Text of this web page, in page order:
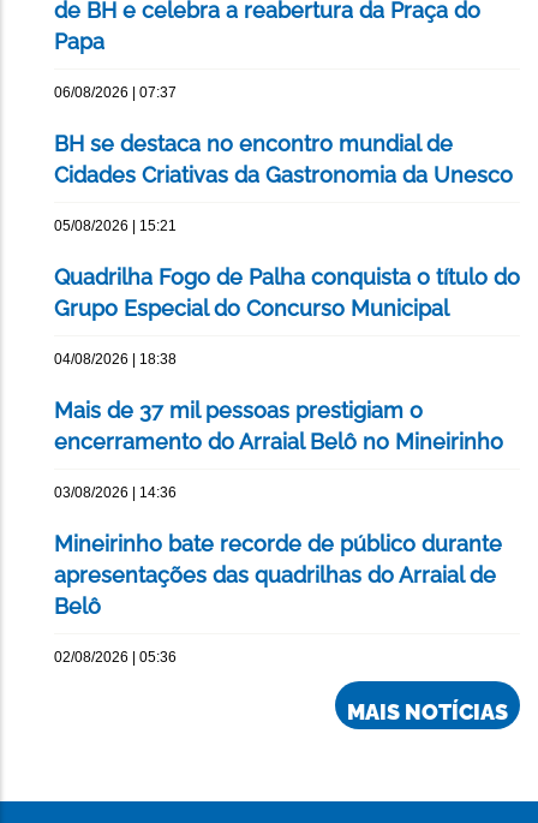
de BH e celebra a reabertura da Praça do
Papa
06/08/2026 | 07:37
BH se destaca no encontro mundial de
Cidades Criativas da Gastronomia da Unesco
05/08/2026 | 15:21
Quadrilha Fogo de Palha conquista o título do
Grupo Especial do Concurso Municipal
04/08/2026 | 18:38
Mais de 37 mil pessoas prestigiam o
encerramento do Arraial Belô no Mineirinho
03/08/2026 | 14:36
Mineirinho bate recorde de público durante
apresentações das quadrilhas do Arraial de
Belô
02/08/2026 | 05:36
MAIS NOTÍCIAS